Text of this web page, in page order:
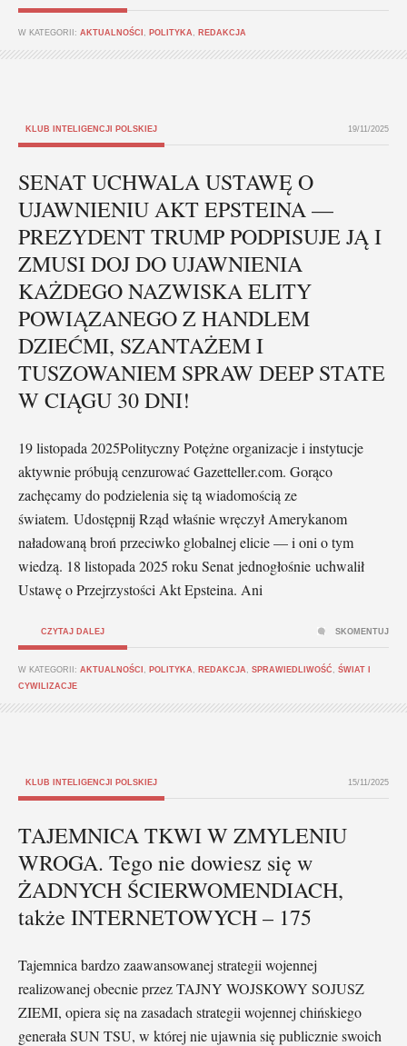
W KATEGORII: AKTUALNOŚCI POLITYKA REDAKCJA
KLUB INTELIGENCJI POLSKIEJ 19/11/2025
SENAT UCHWALA USTAWĘ O
UJAWNIENIU AKT EPSTEINA —
PREZYDENT TRUMP PODPISUJE JĄ I
ZMUSI DOJ DO UJAWNIENIA
KAŻDEGO NAZWISKA ELITY
POWIĄZANEGO Z HANDLEM
DZIEĆMI, SZANTAŻEM I
TUSZOWANIEM SPRAW DEEP STATE
W CIĄGU 30 DNI!
19 listopada 2025Polityczny Potężne organizacje i instytucje
aktywnie próbują cenzurować Gazetteller.com. Gorąco
zachęcamy do podzielenia się tą wiadomością ze
światem. Udostępnij Rząd właśnie wręczył Amerykanom
naładowaną broń przeciwko globalnej elicie — i oni o tym
wiedzą. 18 listopada 2025 roku Senat jednogłośnie uchwalił
Ustawę o Przejrzystości Akt Epsteina. Ani
CZYTAJ DALEJ
W KATEGORII: AKTUALNOŚCI POLITYKA REDAKCJA SPRAWIEDLIWOŚĆ
ŚWIAT I
CYWILIZACJE
SKOMENTUJ
KLUB INTELIGENCJI POLSKIEJ 15/11/2025
TAJEMNICA TKWI W ZMYLENIU
WROGA. Tego nie dowiesz się w
ŻADNYCH ŚCIERWOMENDIACH,
także INTERNETOWYCH – 175
Tajemnica bardzo zaawansowanej strategii wojennej
realizowanej obecnie przez TAJNY WOJSKOWY SOJUSZ
ZIEMI, opiera się na zasadach strategii wojennej chińskiego
generała SUN TSU, w której nie ujawnia się publicznie swoich